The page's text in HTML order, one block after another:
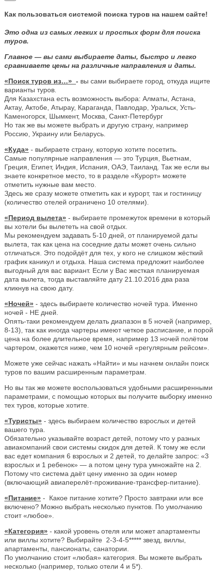
Как пользоваться системой поиска туров на нашем сайте!
Это одна из самых легких и простых форм для поиска
туров.
Главное — вы сами выбираете даты, быстро и легко
сравниваете цены на различные направления и даты.
«Поиск туров из…» - вы сами выбираете город, откуда ищите
варианты туров.
Для Казахстана есть возможность выбора: Алматы, Астана,
Актау, Актобе, Атырау, Караганда, Павлодар, Уральск, Усть-
Каменогорск, Шымкент, Москва, Санкт-Петербург
Но так же вы можете выбрать и другую страну, например
Россию, Украину или Беларусь.
«Куда» - выбираете страну, которую хотите посетить.
Самые популярные направления — это Турция, Вьетнам,
Греция, Египет, Индия, Испания, ОАЭ, Таиланд. Так же если вы
знаете конкретное место, то в разделе «Курорт» можете
отметить нужные вам место.
Здесь же сразу можете отметить как и курорт, так и гостиницу
(количество отелей ограничено 10 отелями).
«Период вылета» - выбираете промежуток времени в который
вы хотели бы вылететь на свой отдых.
Мы рекомендуем задавать 5-10 дней, от планируемой даты
вылета, так как цена на соседние даты может очень сильно
отличаться. Это подойдёт для тех, у кого не слишком жёсткий
график каникул и отдыха. Наша система предложит наиболее
выгодный для вас вариант. Если у Вас жесткая планируемая
дата вылета, тогда выставляйте дату 21.10.2016 два раза
кликнув на свою дату.
«Ночей» - здесь выбираете количество ночей тура. Именно
ночей - НЕ дней.
Опять-таки рекомендуем делать диапазон в 5 ночей (например,
8-13), так как иногда чартеры имеют четкое расписание, и порой
цена на более длительное время, например 13 ночей полётом
чартером, окажется ниже, чем 10 ночей «регулярным рейсом».
Можете уже сейчас нажать «Найти» и мы начнем онлайн поиск
туров по вашим расширенным параметрам.
Но вы так же можете воспользоваться удобными расширенными
параметрами, с помощью которых вы получите выборку именно
тех туров, которые хотите.
«Туристы» - здесь выбираем количество взрослых и детей
вашего тура.
Обязательно указывайте возраст детей, потому что у разных
авиакомпаний свои системы скидок для детей. К тому же если
вас едет компания 6 взрослых и 2 детей, то делайте запрос: «3
взрослых и 1 ребенок» — а потом цену тура умножайте на 2.
Потому что система даёт цену именно за один номер
(включающий авиаперелёт-проживание-трансфер-питание).
«Питание» - Какое питание хотите? Просто завтраки или все
включено? Можно выбрать несколько пунктов. По умолчанию
стоит «любое».
«Категория» - какой уровень отеля или может апартаменты
или виллы хотите? Выбирайте 2-3-4-5***** звезд, виллы,
апартаменты, пансионаты, санатории.
По умолчанию стоит «любая» категория. Вы можете выбрать
несколько (например, только отели 4 и 5*).